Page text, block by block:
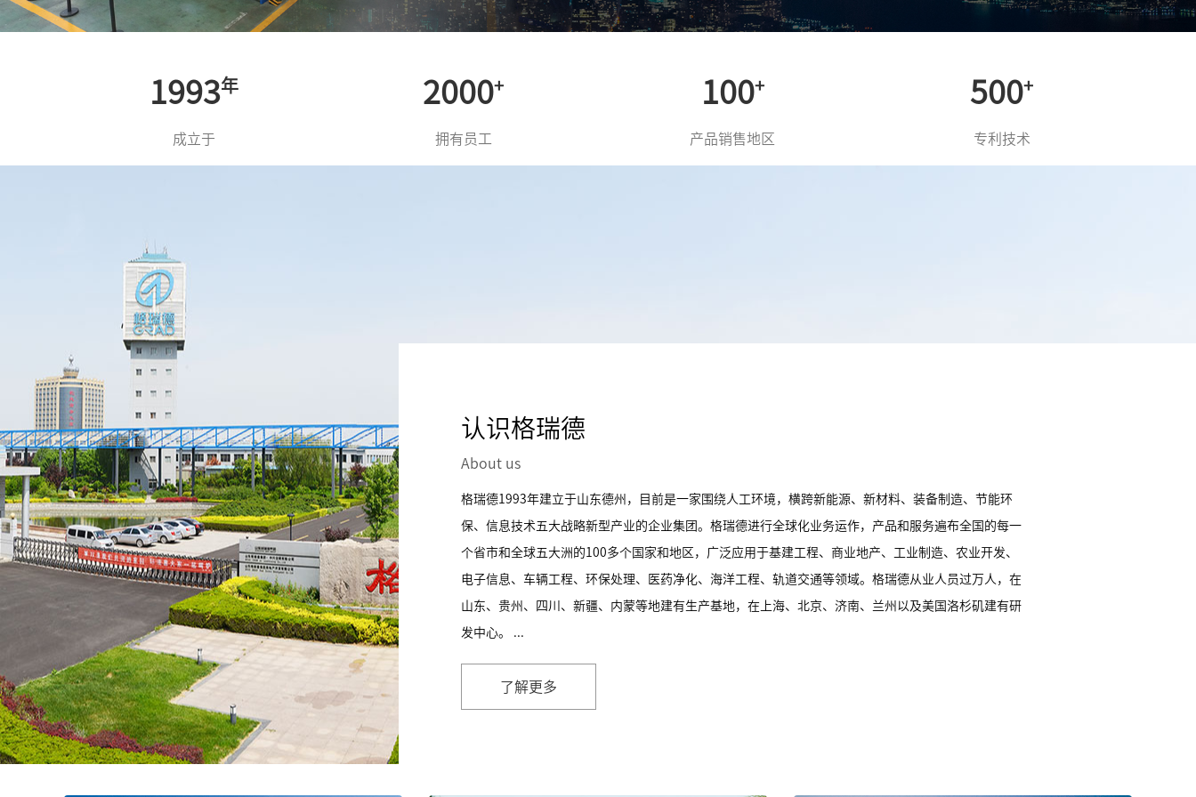
1993年
成立于
2000+
拥有员工
100+
产品销售地区
500+
专利技术
认识格瑞德
About us
格瑞德1993年建立于山东德州，目前是一家围绕人工环境，横跨新能源、新材料、装备制造、节能环
保、信息技术五大战略新型产业的企业集团。格瑞德进行全球化业务运作，产品和服务遍布全国的每一
个省市和全球五大洲的100多个国家和地区，广泛应用于基建工程、商业地产、工业制造、农业开发、
电子信息、车辆工程、环保处理、医药净化、海洋工程、轨道交通等领域。格瑞德从业人员过万人，在
山东、贵州、四川、新疆、内蒙等地建有生产基地，在上海、北京、济南、兰州以及美国洛杉矶建有研
发中心。 ...
了解更多